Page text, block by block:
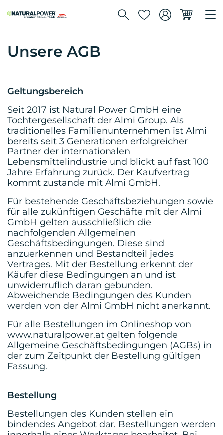
Unsere AGB
Geltungsbereich
Seit 2017 ist Natural Power GmbH eine
Tochtergesellschaft der Almi Group. Als
traditionelles Familienunternehmen ist Almi
bereits seit 3 Generationen erfolgreicher
Partner der internationalen
Lebensmittelindustrie und blickt auf fast 100
Jahre Erfahrung zurück. Der Kaufvertrag
kommt zustande mit Almi GmbH.
Für bestehende Geschäftsbeziehungen sowie
für alle zukünftigen Geschäfte mit der Almi
GmbH gelten ausschließlich die
nachfolgenden Allgemeinen
Geschäftsbedingungen. Diese sind
anzuerkennen und Bestandteil jedes
Vertrages. Mit der Bestellung erkennt der
Käufer diese Bedingungen an und ist
unwiderruflich daran gebunden.
Abweichende Bedingungen des Kunden
werden von der Almi GmbH nicht anerkannt.
Für alle Bestellungen im Onlineshop von
www.naturalpower.at gelten folgende
Allgemeine Geschäftsbedingungen (AGBs) in
der zum Zeitpunkt der Bestellung gültigen
Fassung.
Bestellung
Bestellungen des Kunden stellen ein
bindendes Angebot dar. Bestellungen werden